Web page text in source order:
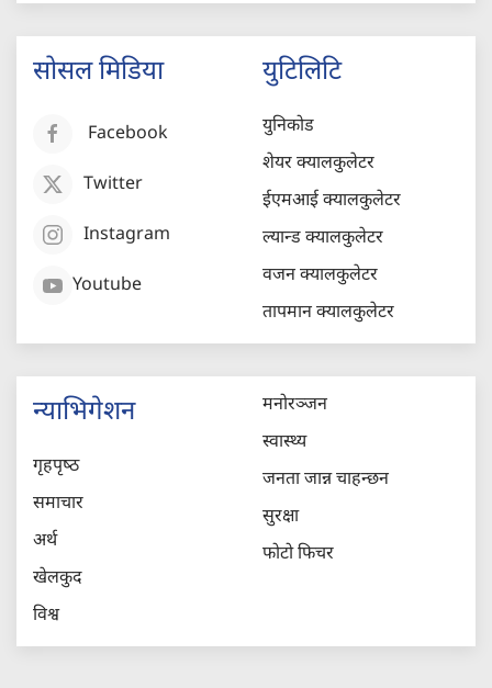
सोसल मिडिया
Facebook
Twitter
Instagram
Youtube
युटिलिटि
युनिकोड
शेयर क्यालकुलेटर
ईएमआई क्यालकुलेटर
ल्यान्ड क्यालकुलेटर
वजन क्यालकुलेटर
तापमान क्यालकुलेटर
न्याभिगेशन
गृहपृष्‍ठ
समाचार
अर्थ
खेलकुद
विश्व
मनोरञ्जन
स्वास्थ्य
जनता जान्न चाहन्छन
सुरक्षा
फोटो फिचर